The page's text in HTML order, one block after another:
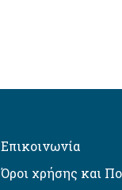
Επικοινωνία
Όροι χρήσης και